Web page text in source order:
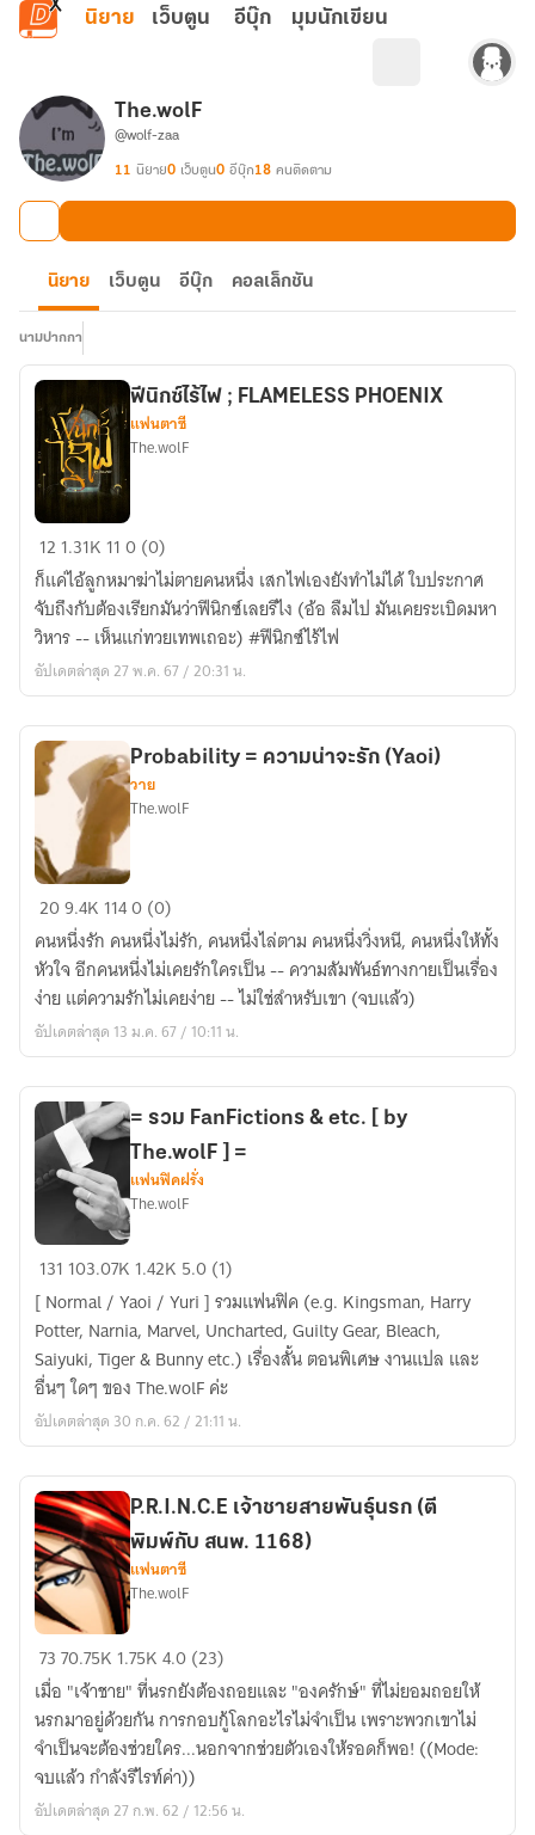
ข้ามไปยังเนื้อหาหลัก
นิยาย เว็บตูน อีบุ๊ก มุมนักเขียน
The.wolF
@wolf-zaa
11 นิยาย0 เว็บตูน0 อีบุ๊ก18 คนติดตาม
นิยาย เว็บตูน อีบุ๊ก คอลเล็กชัน
นามปากกา
ฟีนิกซ์
ไร้
ไฟ
;
FLAMELESS
PHOENIX
ฟีนิกซ์ไร้ไฟ ; FLAMELESS PHOENIX
แฟนตาซี
The.wolF
12 1.31K 110 (0)
ก็แค่ไอ้ลูกหมาฆ่าไม่ตายคนหนึ่ง เสกไฟเองยังทำไม่ได้ ใบประกาศ
จับถึงกับต้องเรียกมันว่าฟีนิกซ์เลยรึไง (อ้อ ลืมไป มันเคยระเบิดมหา
วิหาร -- เห็นแก่ทวยเทพเถอะ) #ฟีนิกซ์ไร้ไฟ
อัปเดตล่าสุด 27 พ.ค. 67 / 20:31 น.
Probability
ความ
น่า
จะ
รัก
Probability = ความน่าจะรัก (Yaoi)
วาย
The.wolF
209.4K 1140 (0)
คนหนึ่งรัก คนหนึ่งไม่รัก, คนหนึ่งไล่ตาม คนหนึ่งวิ่งหนี, คนหนึ่งให้ทั้ง
หัวใจ อีกคนหนึ่งไม่เคยรักใครเป็น -- ความสัมพันธ์ทางกายเป็นเรื่อง
ง่าย แต่ความรักไม่เคยง่าย -- ไม่ใช่สำหรับเขา (จบแล้ว)
อัปเดตล่าสุด 13 ม.ค. 67 / 10:11 น.
=
FanFictions
&
etc.
[
by
]
=
= รวม FanFictions & etc. [ by
The.wolF ] =
แฟนฟิคฝรั่ง
The.wolF
131 103.07K 1.42K 5.0 (1)
[ Normal / Yaoi / Yuri ] รวมแฟนฟิค (e.g. Kingsman, Harry
Potter, Narnia, Marvel, Uncharted, Guilty Gear, Bleach,
Saiyuki, Tiger & Bunny etc.) เรื่องสั้น ตอนพิเศษ งานแปล และ
อื่นๆ ใดๆ ของ The.wolF ค่ะ
อัปเดตล่าสุด 30 ก.ค. 62 / 21:11 น.
P.R.I.N.C.E
เจ้า
ชาย
สาย
พันธุ์
นรก
(ตี
P.R.I.N.C.E เจ้าชายสายพันธุ์นรก (ตี
พิมพ์กับ สนพ. 1168)
แฟนตาซี
The.wolF
7370.75K 1.75K4.0 (23)
เมื่อ "เจ้าชาย" ที่นรกยังต้องถอยและ "องครักษ์" ที่ไม่ยอมถอยให้
นรกมาอยู่ด้วยกัน การกอบกู้โลกอะไรไม่จำเป็น เพราะพวกเขาไม่
จำเป็นจะต้องช่วยใคร...นอกจากช่วยตัวเองให้รอดก็พอ! ((Mode:
จบแล้ว กำลังรีไรท์ค่า))
อัปเดตล่าสุด 27 ก.พ. 62 / 12:56 น.